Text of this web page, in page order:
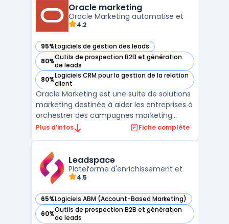
le bon canal au bon utilisateur, au moment
opportun. User.com offre une
meilleure compréhension ...
Oracle marketing
Oracle Marketing automatise et
4.2
95%Logiciels de gestion des leads
— voir Oracle marketing dans cette catégorie
80%Outils de prospection B2B et génération
de leads
— voir Oracle marketing dans cette catégorie
80%Logiciels CRM pour la gestion de la relation
client
— voir Oracle marketing dans cette catégorie
Oracle Marketing est une suite de solutions
marketing destinée à aider les entreprises à
orchestrer des campagnes marketing
personnalisées à grande échelle.En
Oracle Marketing permet d’améliorer
l'efficacité des équi ...
Plus d’infos Fiche complète
Leadspace
Plateforme d'enrichissement et
4.5
65%Logiciels ABM (Account-Based Marketing)
— voir Leadspace dans cette catégorie
60%Outils de prospection B2B et génération
de leads
— voir Leadspace dans cette catégorie